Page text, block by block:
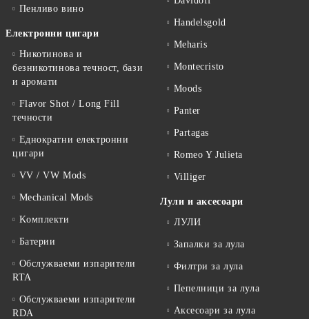
Пенливо вино
Електронни цигари
Никотинова и
безникотинова течност, бази
и аромати
Flavor Shot / Long Fill
течности
Еднократни електронни
цигари
VV / VW Mods
Mechanical Mods
Kомплекти
Батерии
Обслужваеми изпарители
RTA
Обслужваеми изпарители
RDA
Handelsgold
Meharis
Montecristo
Moods
Panter
Partagas
Romeo Y Julieta
Villiger
Лули и аксесоари
ЛУЛИ
Запалки за лула
Филтри за лула
Пепелници за лула
Аксесоари за лула